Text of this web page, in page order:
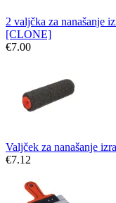
2 valjčka za nanašanje
[CLONE]
€7.00
Valjček za nanašanje
€7.12